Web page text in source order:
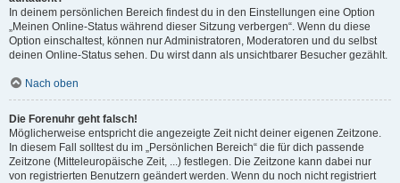
In deinem persönlichen Bereich findest du in den Einstellungen eine Option
„Meinen Online-Status während dieser Sitzung verbergen“. Wenn du diese
Option einschaltest, können nur Administratoren, Moderatoren und du selbst
deinen Online-Status sehen. Du wirst dann als unsichtbarer Besucher gezählt.
Nach oben
Die Forenuhr geht falsch!
Möglicherweise entspricht die angezeigte Zeit nicht deiner eigenen Zeitzone.
In diesem Fall solltest du im „Persönlichen Bereich“ die für dich passende
Zeitzone (Mitteleuropäische Zeit, ...) festlegen. Die Zeitzone kann dabei nur
von registrierten Benutzern geändert werden. Wenn du noch nicht registriert